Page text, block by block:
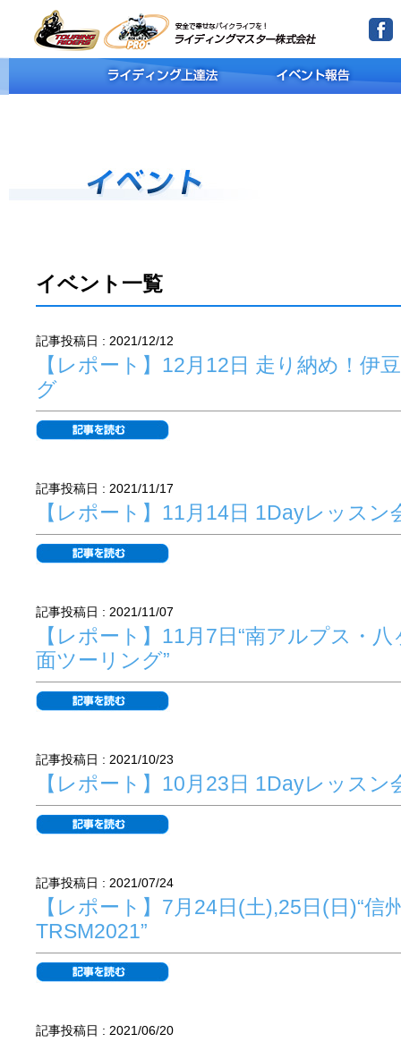
イベント一覧
記事投稿日 : 2021/12/12
【レポート】12月12日 走り納め！伊
グ
記事投稿日 : 2021/11/17
【レポート】11月14日 1Dayレッスン
記事投稿日 : 2021/11/07
【レポート】11月7日“南アルプス・
面ツーリング”
記事投稿日 : 2021/10/23
【レポート】10月23日 1Dayレッスン
記事投稿日 : 2021/07/24
【レポート】7月24日(土),25日(日)“信
TRSM2021”
記事投稿日 : 2021/06/20